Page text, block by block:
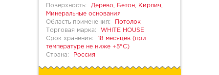
Поверхность:
Дерево, Бетон, Кирпич,
Минеральные основания
Область применения:
Потолок
Торговая марка:
WHITE HOUSE
Срок хранения:
18 месяцев (при
температуре не ниже +5°С)
Страна:
Россия